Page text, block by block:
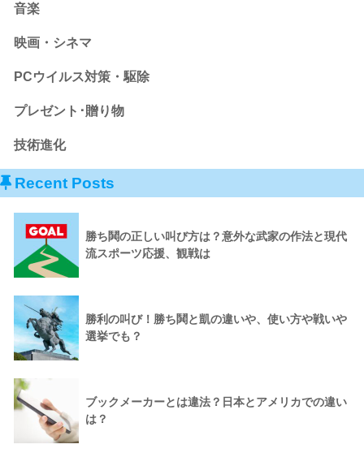
音楽
映画・シネマ
PCウイルス対策・駆除
プレゼント･贈り物
技術進化
Recent Posts
勝ち鬨の正しい叫び方は？意外な武家の作法と現代
流スポーツ応援、観戦は
勝利の叫び！勝ち鬨と凱の違いや、使い方や戦いや
選挙でも？
ブックメーカーとは違法？日本とアメリカでの違い
は？